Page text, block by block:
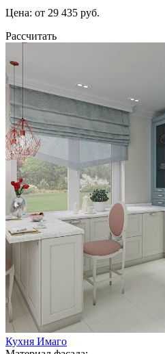
Цена: от 29 435 руб.
Рассчитать
Кухня Имаго